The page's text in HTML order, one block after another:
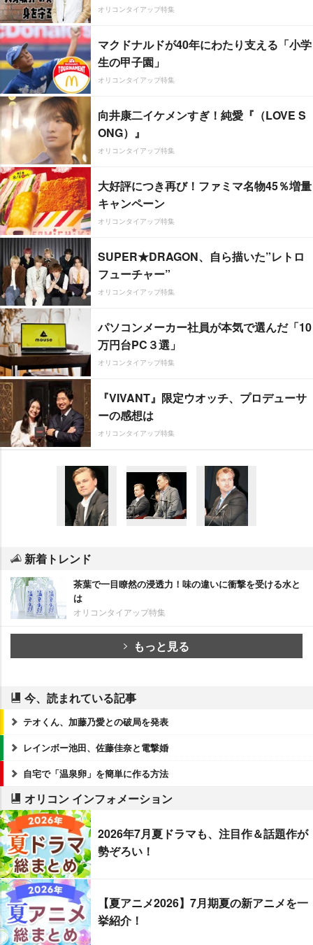
オリコンタイアップ特集
マクドナルドが40年にわたり支える「小学
生の甲子園」
オリコンタイアップ特集
向井康二イケメンすぎ！純愛『（LOVE S
ONG）』
オリコンタイアップ特集
大好評につき再び！ファミマ名物45％増量
キャンペーン
オリコンタイアップ特集
SUPER★DRAGON、自ら描いた”レトロ
フューチャー”
オリコンタイアップ特集
パソコンメーカー社員が本気で選んだ「10
万円台PC３選」
オリコンタイアップ特集
『VIVANT』限定ウオッチ、プロデューサ
ーの感想は
オリコンタイアップ特集
新着トレンド
茶葉で一目瞭然の浸透力！味の違いに衝撃を受ける水と
は
オリコンタイアップ特集
もっと見る
今、読まれている記事
テオくん、加藤乃愛との破局を発表
レインボー池田、佐藤佳奈と電撃婚
自宅で「温泉卵」を簡単に作る方法
オリコン インフォメーション
2026年7月夏ドラマも、注目作＆話題作が
勢ぞろい！
【夏アニメ2026】7月期夏の新アニメを一
挙紹介！